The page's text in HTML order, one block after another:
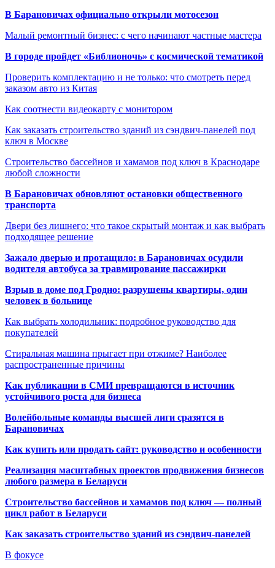
В Барановичах официально открыли мотосезон
Малый ремонтный бизнес: с чего начинают частные мастера
В городе пройдет «Библионочь» с космической тематикой
Проверить комплектацию и не только: что смотреть перед
заказом авто из Китая
Как соотнести видеокарту с монитором
Как заказать строительство зданий из сэндвич-панелей под
ключ в Москве
Строительство бассейнов и хамамов под ключ в Краснодаре
любой сложности
В Барановичах обновляют остановки общественного
транспорта
Двери без лишнего: что такое скрытый монтаж и как выбрать
подходящее решение
Зажало дверью и протащило: в Барановичах осудили
водителя автобуса за травмирование пассажирки
Взрыв в доме под Гродно: разрушены квартиры, один
человек в больнице
Как выбрать холодильник: подробное руководство для
покупателей
Стиральная машина прыгает при отжиме? Наиболее
распространенные причины
Как публикации в СМИ превращаются в источник
устойчивого роста для бизнеса
Волейбольные команды высшей лиги сразятся в
Барановичах
Как купить или продать сайт: руководство и особенности
Реализация масштабных проектов продвижения бизнесов
любого размера в Беларуси
Строительство бассейнов и хамамов под ключ — полный
цикл работ в Беларуси
Как заказать строительство зданий из сэндвич-панелей
В фокусе